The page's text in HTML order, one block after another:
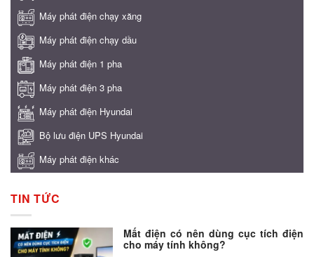
Máy phát điện chạy xăng
Máy phát điện chạy dầu
Máy phát điện 1 pha
Máy phát điện 3 pha
Máy phát điện Hyundai
Bộ lưu điện UPS Hyundai
Máy phát điện khác
TIN TỨC
Mất điện có nên dùng cục tích điện
cho máy tính không?